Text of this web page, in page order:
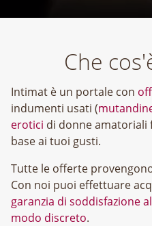
Che
Intimat è un portale con
indumenti usati (
erotici di donne amatoriali
base ai tuoi gusti.
Tutte le offerte
Con noi puoi effettuare
garanzia di soddisfazione
modo discreto.